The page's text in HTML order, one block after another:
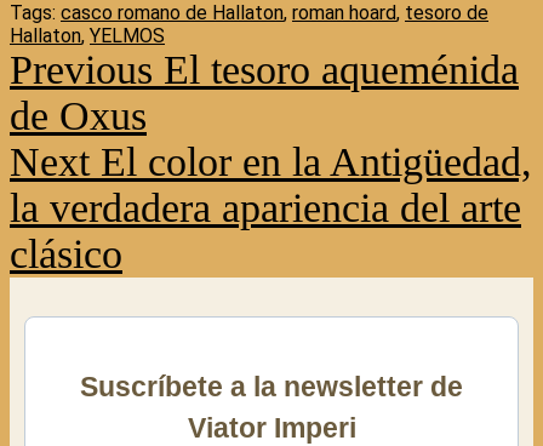
Tags: casco romano de Hallaton, roman hoard, tesoro de
Hallaton, YELMOS
Continue
Reading
Previous El tesoro aqueménida
de Oxus
NextEl color en la Antigüedad,
la verdadera apariencia del arte
clásico
Suscríbete a la newsletter de
Viator Imperi